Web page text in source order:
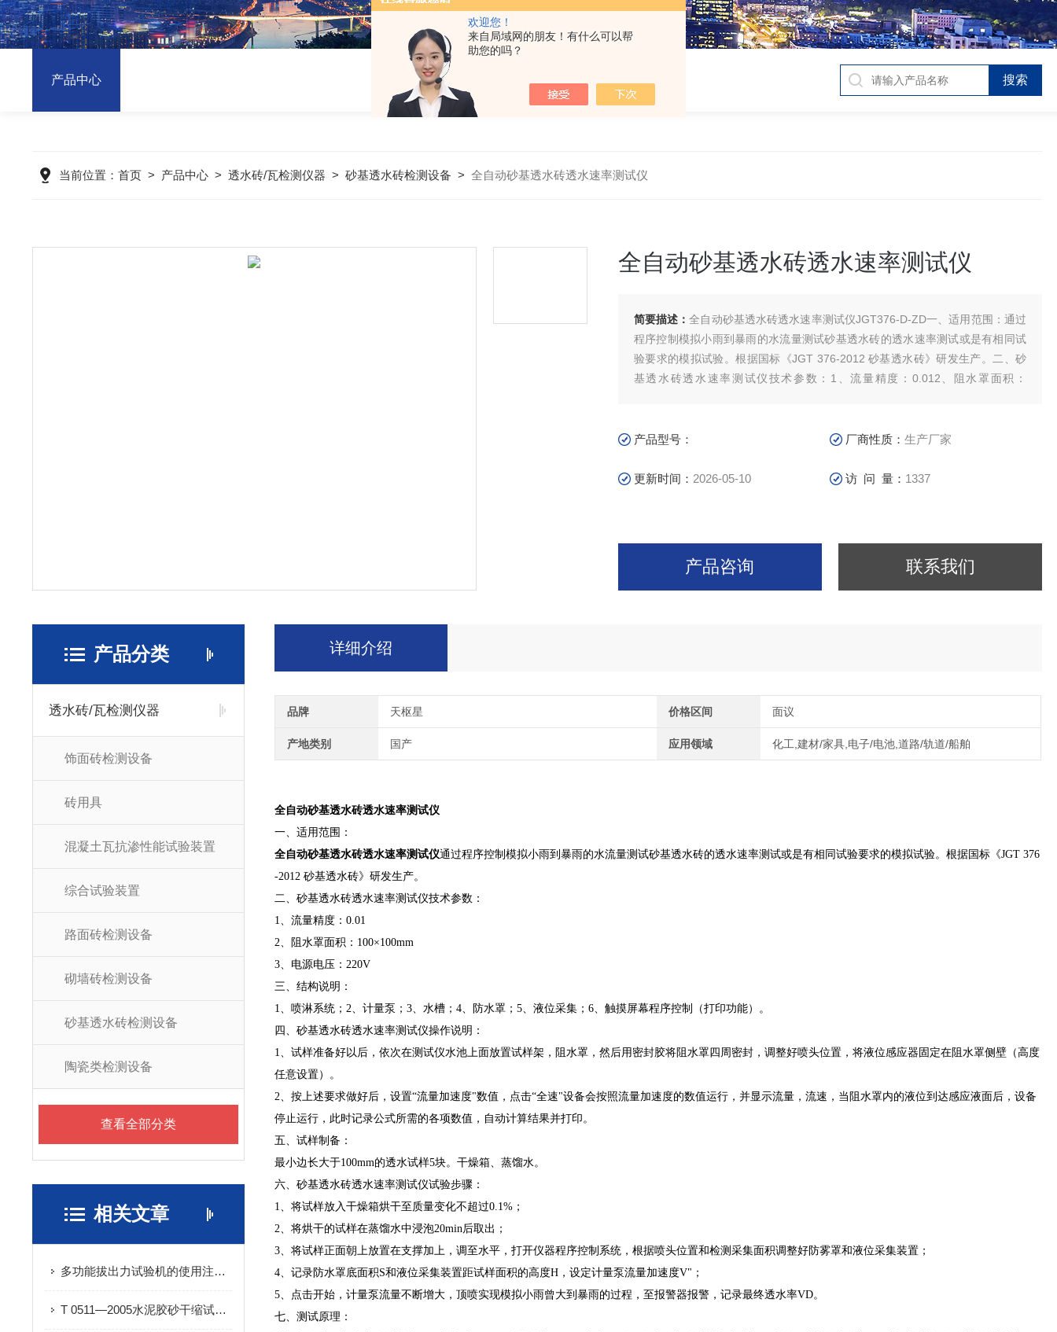
欢迎您！
来自局域网的朋友！有什么可以帮
助您的吗？
产品中心
当前位置： 首页> 产品中心> 透水砖/瓦检测仪器 > 砂基透水砖检测设备 > 全自动砂基透水砖透水速率测试仪
全自动砂基透水砖透水速率测试仪
简要描述：全自动砂基透水砖透水速率测试仪JGT376-D-ZD一、适用范围：通过
程序控制模拟小雨到暴雨的水流量测试砂基透水砖的透水速率测试或是有相同试
验要求的模拟试验。根据国标《JGT 376-2012 砂基透水砖》研发生产。二、砂
基透水砖透水速率测试仪技术参数：1、流量精度：0.012、阻水罩面积：
产品型号： 厂商性质：生产厂家
更新时间： 2026-05-10 访 问 量： 1337
产品咨询 联系我们
详细介绍
品牌 天枢星 价格区间 面议
产地类别 国产 应用领域 化工,建材/家具,电子/电池,道路/轨道/船舶
全自动砂基透水砖透水速率测试仪
一、适用范围：
全自动砂基透水砖透水速率测试仪通过程序控制模拟小雨到暴雨的水流量测试砂基透水砖的透水速率测试或是有相同试验要求的模拟试验。根据国标《JGT 376
-2012 砂基透水砖》研发生产。
二、砂基透水砖透水速率测试仪技术参数：
1、流量精度：0.01
2、阻水罩面积：100×100mm
3、电源电压：220V
三、结构说明：
1、喷淋系统；2、计量泵；3、水槽；4、防水罩；5、液位采集；6、触摸屏幕程序控制（打印功能）。
四、砂基透水砖透水速率测试仪操作说明：
1、试样准备好以后，依次在测试仪水池上面放置试样架，阻水罩，然后用密封胶将阻水罩四周密封，调整好喷头位置，将液位感应器固定在阻水罩侧壁（高度
任意设置）。
2、按上述要求做好后，设置“流量加速度"数值，点击“全速"设备会按照流量加速度的数值运行，并显示流量，流速，当阻水罩内的液位到达感应液面后，设备
停止运行，此时记录公式所需的各项数值，自动计算结果并打印。
五、试样制备：
最小边长大于100mm的透水试样5块。干燥箱、蒸馏水。
六、砂基透水砖透水速率测试仪试验步骤：
1、将试样放入干燥箱烘干至质量变化不超过0.1%；
2、将烘干的试样在蒸馏水中浸泡20min后取出；
3、将试样正面朝上放置在支撑加上，调至水平，打开仪器程序控制系统，根据喷头位置和检测采集面积调整好防雾罩和液位采集装置；
4、记录防水罩底面积S和液位采集装置距试样面积的高度H，设定计量泵流量加速度V"；
5、点击开始，计量泵流量不断增大，顶喷实现模拟小雨曾大到暴雨的过程，至报警器报警，记录最终透水率VD。
七、测试原理：
产品分类
透水砖/瓦检测仪器
饰面砖检测设备
砖用具
混凝土瓦抗渗性能试验装置
综合试验装置
路面砖检测设备
砌墙砖检测设备
砂基透水砖检测设备
陶瓷类检测设备
查看全部分类
相关文章
多功能拔出力试验机的使用注意事项
T 0511—2005水泥胶砂干缩试验方法